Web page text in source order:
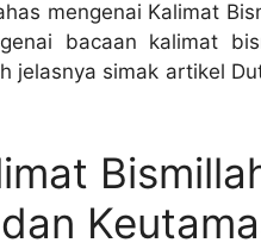
mengenai Kalimat
bacaan kalimat
jelasnya simak artikel
dan